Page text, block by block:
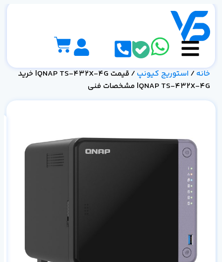
خانه / استوریج کیونپ
/ قیمت QNAP TS-432X-4G| خرید
QNAP TS-432X-4G| مشخصات فنی